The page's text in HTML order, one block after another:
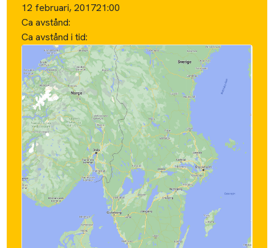
12 februari, 201721:00
Ca avstånd:
Ca avstånd i tid: